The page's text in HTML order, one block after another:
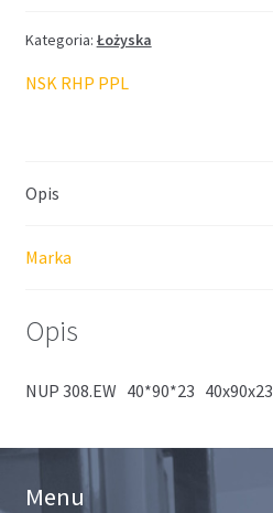
Kategoria: Łożyska
NSK RHP PPL
Opis
Marka
Opis
NUP 308.EW 40*90*23 40x90x23
Menu